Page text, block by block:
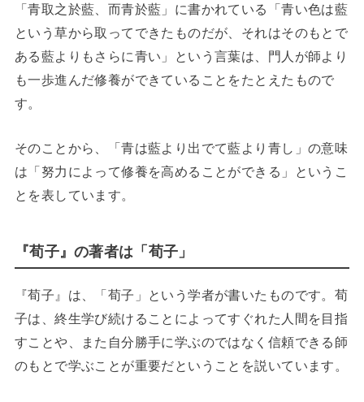
「青取之於藍、而青於藍」に書かれている「青い色は藍
という草から取ってできたものだが、それはそのもとで
ある藍よりもさらに青い」という言葉は、門人が師より
も一歩進んだ修養ができていることをたとえたもので
す。
そのことから、「青は藍より出でて藍より青し」の意味
は「努力によって修養を高めることができる」というこ
とを表しています。
『荀子』の著者は「荀子」
『荀子』は、「荀子」という学者が書いたものです。荀
子は、終生学び続けることによってすぐれた人間を目指
すことや、また自分勝手に学ぶのではなく信頼できる師
のもとで学ぶことが重要だということを説いています。